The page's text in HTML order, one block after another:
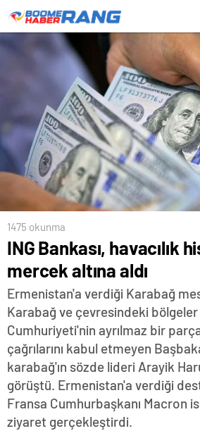
1475 okunma
ING Bankası, havacılık
mercek altına aldı
Ermenistan'a verdiği Karabağ
Karabağ ve çevresindeki
Cumhuriyeti'nin ayrılmaz bir
çağrılarını kabul etmeyen
karabağ'ın sözde lideri Arayik
görüştü. Ermenistan'a verdiği
Fransa Cumhurbaşkanı Macron
ziyaret gerçekleştirdi.